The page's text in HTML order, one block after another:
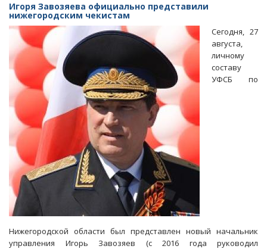
Игоря Завозяева официально представили
нижегородским чекистам
Сегодня, 27
августа,
личному
составу
УФСБ по
Нижегородской области был представлен новый начальник
управления Игорь Завозяев (с 2016 года руководил